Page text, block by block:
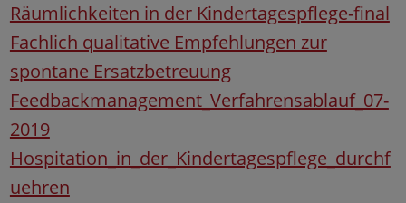
Räumlichkeiten in der Kindertagespflege-final
Fachlich qualitative Empfehlungen zur
spontane Ersatzbetreuung
Feedbackmanagement_Verfahrensablauf_07-
2019
Hospitation_in_der_Kindertagespflege_durchf
uehren